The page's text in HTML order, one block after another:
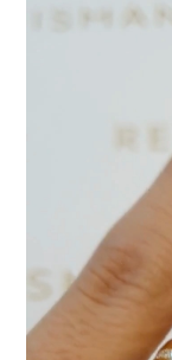
vídeo